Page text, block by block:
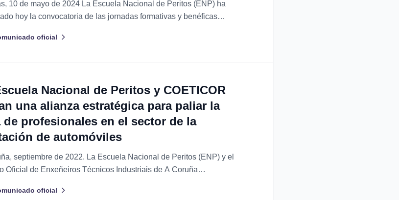
10 de mayo de 2024 La Escuela Nacional de Peritos (ENP) ha
hoy la convocatoria de las jornadas formativas y benéficas
institucional...
oficial
Nacional de Peritos y COETICOR
una alianza estratégica para paliar la
de profesionales en el sector de la
de automóviles
septiembre de 2022. La Escuela Nacional de Peritos (ENP) y el
Oficial de Enxeñeiros Técnicos Industriais de A Coruña
la capacitación técnica de los ingenieros colegiados en...
oficial